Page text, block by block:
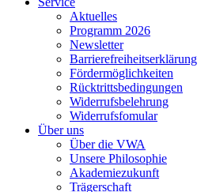
Aktuelles
Programm 2026
Newsletter
Barrierefreiheitserklärung
Fördermöglichkeiten
Rücktrittsbedingungen
Widerrufsbelehrung
Widerrufsfomular
Über uns
Über die VWA
Unsere Philosophie
Akademiezukunft
Trägerschaft